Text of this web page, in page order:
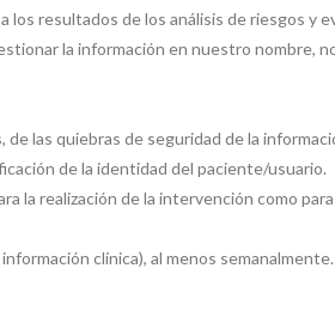
resultados de los análisis de riesgos y
la información en nuestro nombre,
las quiebras de seguridad de la
de la identidad del paciente/usuario.
la realización de la intervención como
clínica), al menos